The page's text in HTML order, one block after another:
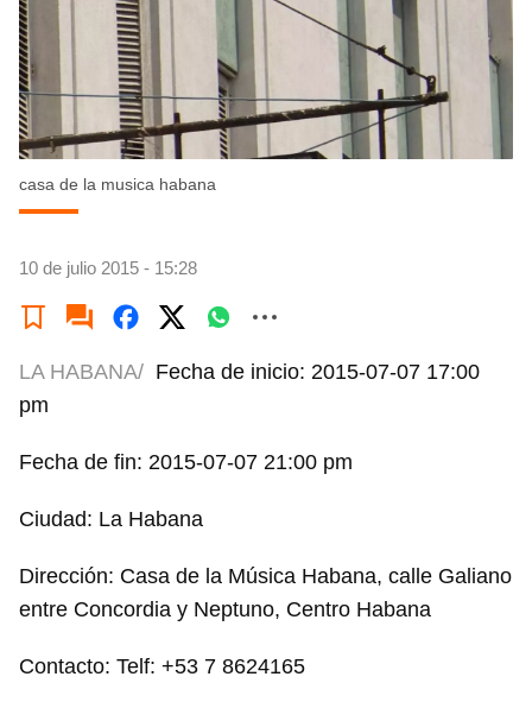
casa de la musica habana
10 de julio 2015 - 15:28
LA HABANA/ Fecha de inicio: 2015-07-07 17:00
pm
Fecha de fin: 2015-07-07 21:00 pm
Ciudad: La Habana
Dirección: Casa de la Música Habana, calle Galiano
entre Concordia y Neptuno, Centro Habana
Contacto: Telf: +53 7 8624165